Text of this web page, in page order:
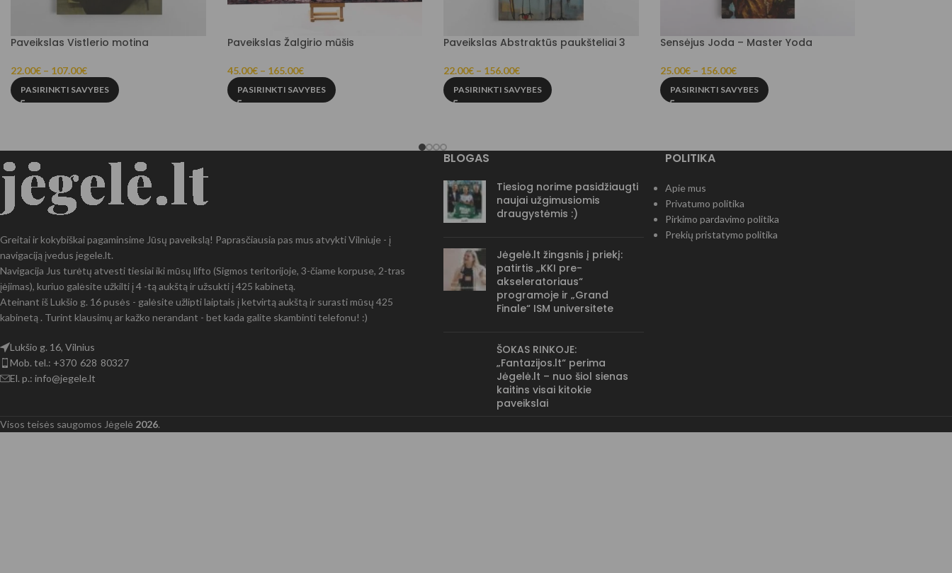
Paveikslas Vistlerio motina
22.00€ – 107.00€
PASIRINKTI SAVYBES
Paveikslas Žalgirio mūšis
45.00€ – 165.00€
PASIRINKTI SAVYBES
Paveikslas Abstraktūs paukšteliai 3
22.00€ – 156.00€
PASIRINKTI SAVYBES
Sensėjus Joda – Master Yoda
25.00€ – 156.00€
PASIRINKTI SAVYBES
Greitai ir kokybiškai pagaminsime Jūsų paveikslą! Paprasčiausia pas mus atvykti Vilniuje - į
navigaciją įvedus jegele.lt.
Navigacija Jus turėtų atvesti tiesiai iki mūsų lifto (Sigmos teritorijoje, 3-čiame korpuse, 2-tras
įėjimas), kuriuo galėsite užkilti į 4 -tą aukštą ir užsukti į 425 kabinetą.
Ateinant iš Lukšio g. 16 pusės - galėsite užlipti laiptais į ketvirtą aukštą ir surasti mūsų 425
kabinetą . Turint klausimų ar kažko nerandant - bet kada galite skambinti telefonu! :)
Lukšio g. 16, Vilnius
Mob. tel.: +370 628 80327
El. p.: info@jegele.lt
BLOGAS
Tiesiog norime pasidžiaugti
naujai užgimusiomis
draugystėmis :)
Jėgelė.lt žingsnis į priekį:
patirtis „KKI pre-
akseleratoriaus“
programoje ir „Grand
Finale“ ISM universitete
ŠOKAS RINKOJE:
„Fantazijos.lt“ perima
Jėgelė.lt – nuo šiol sienas
kaitins visai kitokie
paveikslai
POLITIKA
Apie mus
Privatumo politika
Pirkimo pardavimo politika
Prekių pristatymo politika
Visos teisės saugomos Jėgelė 2026.